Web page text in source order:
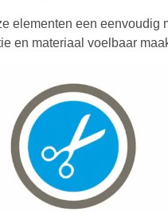
elementen een eenvoudig
en materiaal voelbaar